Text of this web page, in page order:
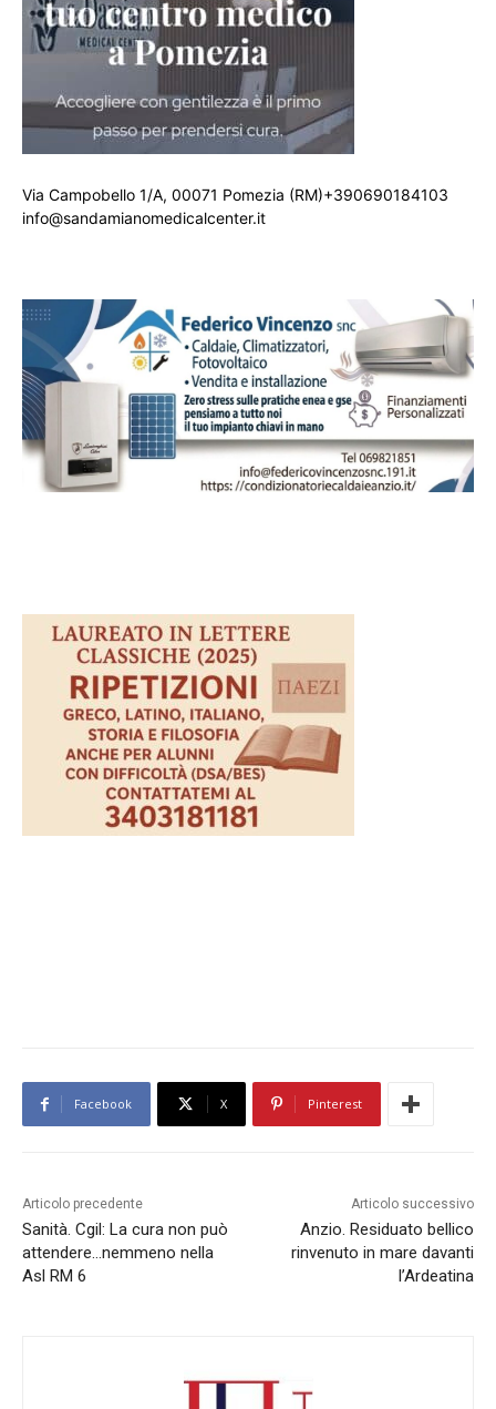
Via Campobello 1/A, 00071 Pomezia (RM)+390690184103
info@sandamianomedicalcenter.it
Facebook X Pinterest
Articolo precedente
Sanità. Cgil: La cura non può
attendere…nemmeno nella
Asl RM 6
Articolo successivo
Anzio. Residuato bellico
rinvenuto in mare davanti
l’Ardeatina